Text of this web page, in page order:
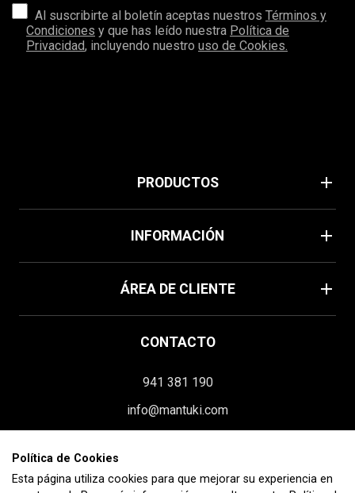
Al suscribirte al boletín aceptas nuestros Términos y
Condiciones y que has leído nuestra Política de
Privacidad, incluyendo nuestro uso de Cookies.
PRODUCTOS add
Verano
Mascarillas
Moda
INFORMACIÓN add
Política de cookies
Términos y condiciones
Homologación
ÁREA DE CLIENTE add
Su cuenta
Cupones de descuento
CONTACTO
941 381 190
info@mantuki.com
26580 Arnedo (La Rioja)
Polí­tica de Cookies
Esta página utiliza cookies para que mejorar su experiencia en